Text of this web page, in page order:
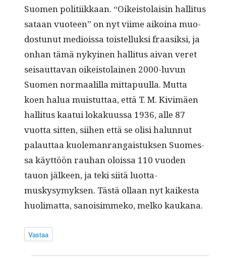
Suomen poli­ti­ikkaan. “Oikeis­to­laisin hal­li­tus
sataan vuo­teen” on nyt viime aikoina muo­
dos­tunut mediois­sa tois­tel­luk­si fraasik­si, ja
onhan tämä nykyi­nen hal­li­tus aivan veret
seisaut­ta­van oikeis­to­lainen 2000-luvun
Suomen nor­maalil­la mit­ta­pu­ul­la. Mut­ta
koen halua muis­tut­taa, että T. M. Kivimäen
hal­li­tus kaa­tui lokaku­us­sa 1936, alle 87
vuot­ta sit­ten, siihen että se olisi halun­nut
palaut­taa kuole­man­ran­gais­tuk­sen Suomes­
sa käyt­töön rauhan olois­sa 110 vuo­den
tauon jäl­keen, ja teki siitä luot­ta­
muskysymyk­sen. Tästä ollaan nyt kaikesta
huoli­mat­ta, sanois­im­meko, melko kaukana.
Vastaa